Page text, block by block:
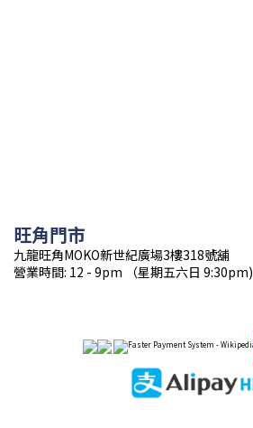
旺角門市
九龍旺角MOKO新世紀廣場3樓318號舖
營業時間: 12 - 9pm （星期五六日 9:30pm)